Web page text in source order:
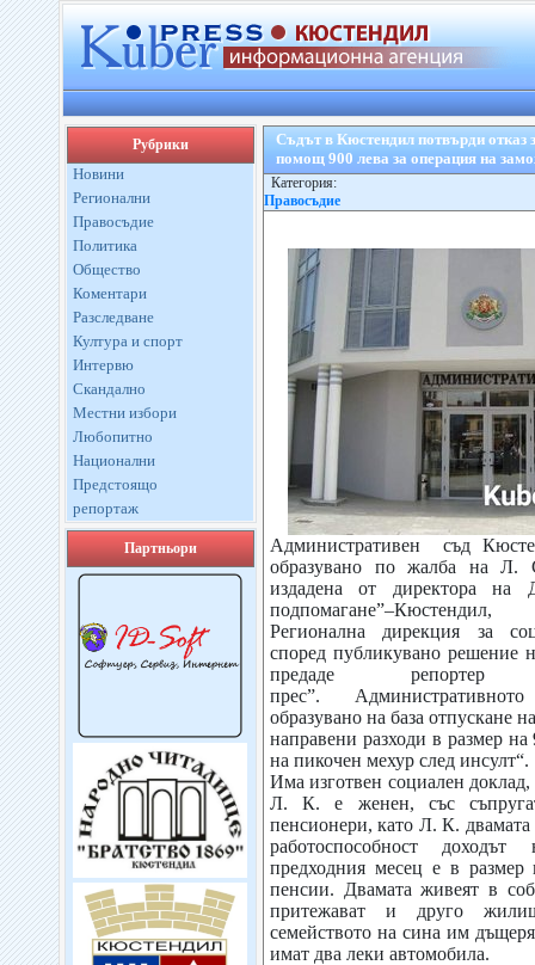
Рубрики
Новини
Регионални
Правосъдие
Политика
Общество
Коментари
Разследване
Култура и спорт
Интервю
Скандално
Местни избори
Любопитно
Национални
Предстоящо
репортаж
Партньори
Съдът в Кюстендил потвърди отказ
помощ 900 лева за операция на
Категория:
Правосъдие
Административен съд
образувано по жалба на Л.
издадена от директора на
Регионална дирекция за
според публикувано решение
предаде
прес”.
образувано на база отпускане
направени разходи в размер на
на пикочен мехур след инсулт“.
Има изготвен социален доклад,
Л. К. е женен, със
пенсионери, като Л. К.
работоспособност
предходния месец е в
пенсии. Двамата живеят в
притежават и друго
семейството на сина им
имат два леки автомобила.